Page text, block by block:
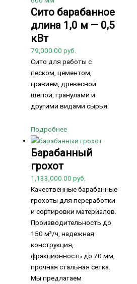
Сито барабанное
длина 1,0 м — 0,5
кВт
79,000.00 руб.
Сито для работы с
песком, цементом,
гравием, древесной
щепой, гранулами и
другими видами сырья.
Подробнее
Барабанный
грохот
1,133,000.00 руб.
Качественные барабанные
грохоты для переработки
и сортировки материалов.
Производительность до
150 м³/ч, надежная
конструкция,
фракционность до 70 мм,
прочная стальная сетка.
Мы предлагаем